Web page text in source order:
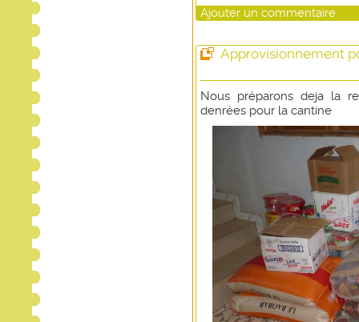
Ajouter un commentaire
Approvisionnement
Nous préparons deja la
denrées pour la cantine